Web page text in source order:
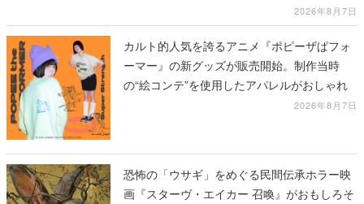
2026年8月7日
カルト的人気を誇るアニメ『ポピーザぱフォ
ーマー』の新グッズが販売開始。制作当時
の“絵コンテ”を使用したアパレルがおしゃれ
2026年8月7日
恐怖の「ウサギ」をめぐる民間伝承ホラー映
画『スターヴ・エイカー 召喚』がおもしろそ